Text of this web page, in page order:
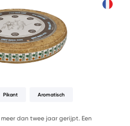
Pikant Aromatisch
dan twee jaar gerijpt. Een